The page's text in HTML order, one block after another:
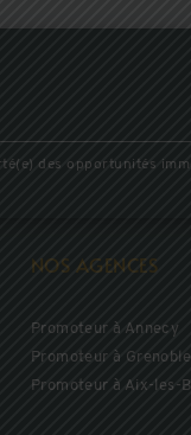
des opportunités
NOS AGENCES
Promoteur à Annecy
Promoteur à Grenoble
Promoteur à Aix-les-